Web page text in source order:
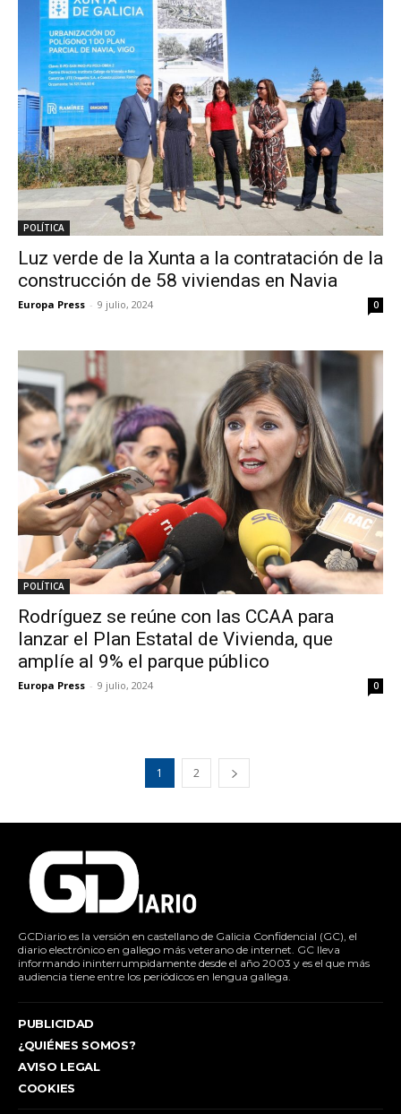
POLÍTICA
Luz verde de la Xunta a la contratación de la
construcción de 58 viviendas en Navia
Europa Press - 9 julio, 2024 0
POLÍTICA
Rodríguez se reúne con las CCAA para
lanzar el Plan Estatal de Vivienda, que
amplíe al 9% el parque público
Europa Press - 9 julio, 2024 0
1 2
GCDiario es la versión en castellano de Galicia Confidencial (GC), el
diario electrónico en gallego más veterano de internet. GC lleva
informando ininterrumpidamente desde el año 2003 y es el que más
audiencia tiene entre los periódicos en lengua gallega.
PUBLICIDAD
¿QUIÉNES SOMOS?
AVISO LEGAL
COOKIES